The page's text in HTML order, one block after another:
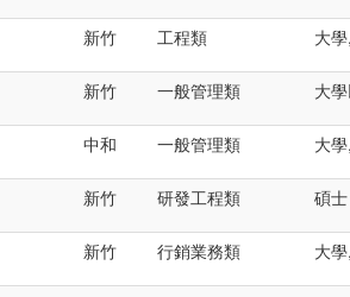
新竹 工程類 大
新竹 一般管理類 大
中和 一般管理類 大
新竹 研發工程類 碩士
新竹 行銷業務類 大